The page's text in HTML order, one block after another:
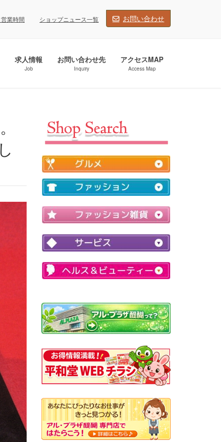
業時間 ショップニュース一覧 お問い合わせ
求人情報
Job
お問い合わせ先
Inquiry
アクセスMAP
Access Map